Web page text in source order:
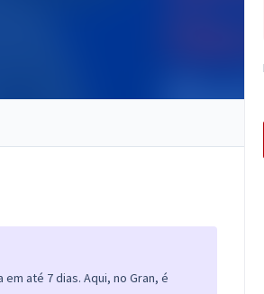
até 7 dias. Aqui, no Gran, é